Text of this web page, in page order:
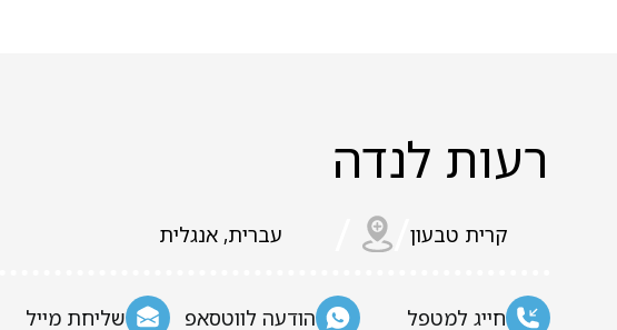
רעות לנדה
קרית טבעון עברית, אנגלית
חייג למטפל הודעה לווטסאפ שליחת מייל